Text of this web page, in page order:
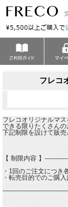
フレコ
フレコオリジナルマ
できる限りたくさん
下記制限を設けて販
【 制限内容 】
・1回のご注文につき
・転売目的でのご購